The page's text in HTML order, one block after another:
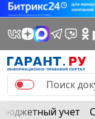
Бюджетный учет